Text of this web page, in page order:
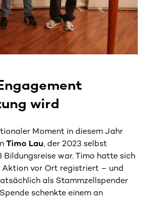
wird
Moment in diesem Jahr
Timo Lau, der 2023 selbst
Bildungsreise war. Timo hatte sich
Aktion vor Ort registriert – und
als Stammzellspender
schenkte einem an